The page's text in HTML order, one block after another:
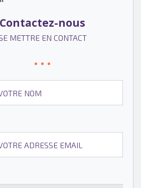
Contactez-nous
METTRE EN CONTACT